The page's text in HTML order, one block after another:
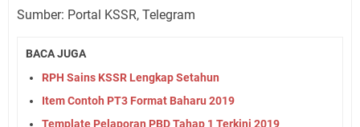
Sumber: Portal KSSR, Telegram
BACA JUGA
RPH Sains KSSR Lengkap Setahun
Item Contoh PT3 Format Baharu 2019
Template Pelaporan PBD Tahap 1 Terkini 2019